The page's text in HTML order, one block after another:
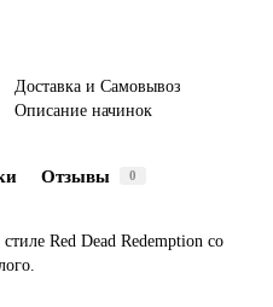
Доставка и Самовывоз
Описание начинок
Отзывы 0
Red Dead Redemption со